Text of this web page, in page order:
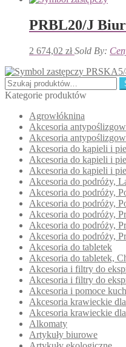
PRBL20/J
2 674,02 zł Sold By:
PRSKA5/
Szukaj:
Kategorie produktów
Agrowłóknina
Akcesoria
Akcesoria
Akcesoria do kąpieli i
Akcesoria do kąpieli i
Akcesoria do kąpieli i
Akcesoria do podróży,
Akcesoria do podróży,
Akcesoria do podróży,
Akcesoria do podróży,
Akcesoria do podróży,
Akcesoria do podróży,
Akcesoria do tabletek
Akcesoria do tabletek,
Akcesoria i filtry do
Akcesoria i filtry do
Akcesoria i pomoce
Akcesoria krawieckie
Akcesoria krawieckie
Alkomaty
Artykuły biurowe